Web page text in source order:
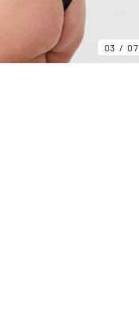
03 07